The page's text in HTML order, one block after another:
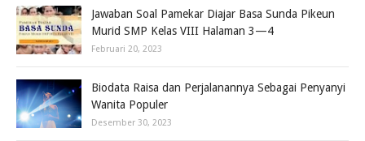
Jawaban Soal Pamekar Diajar Basa Sunda Pikeun
Murid SMP Kelas VIII Halaman 3—4
Februari 20, 2023
Biodata Raisa dan Perjalanannya Sebagai Penyanyi
Wanita Populer
Desember 30, 2023